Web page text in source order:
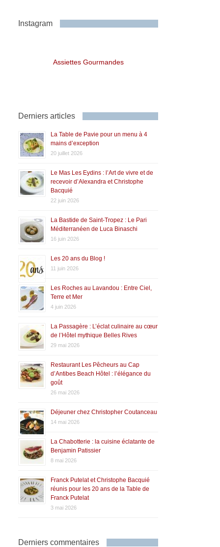
Instagram
Assiettes Gourmandes
Derniers articles
La Table de Pavie pour un menu à 4
mains d’exception
20 juillet 2026
Le Mas Les Eydins : l’Art de vivre et de
recevoir d’Alexandra et Christophe
Bacquié
22 juin 2026
La Bastide de Saint-Tropez : Le Pari
Méditerranéen de Luca Binaschi
16 juin 2026
Les 20 ans du Blog !
11 juin 2026
Les Roches au Lavandou : Entre Ciel,
Terre et Mer
4 juin 2026
La Passagère : L’éclat culinaire au cœur
de l’Hôtel mythique Belles Rives
29 mai 2026
Restaurant Les Pêcheurs au Cap
d’Antibes Beach Hôtel : l’élégance du
goût
26 mai 2026
Déjeuner chez Christopher Coutanceau
14 mai 2026
La Chabotterie : la cuisine éclatante de
Benjamin Patissier
8 mai 2026
Franck Putelat et Christophe Bacquié
réunis pour les 20 ans de la Table de
Franck Putelat
3 mai 2026
Derniers commentaires